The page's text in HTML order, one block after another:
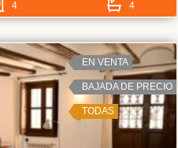
4 4
EN VENTA
BAJADA DE PRECIO
TODAS